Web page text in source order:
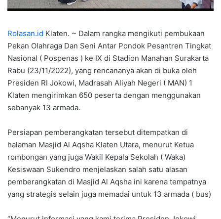
Rolasan.id Klaten. ~ Dalam rangka mengikuti pembukaan
Pekan Olahraga Dan Seni Antar Pondok Pesantren Tingkat
Nasional ( Pospenas ) ke IX di Stadion Manahan Surakarta
Rabu (23/11/2022), yang rencananya akan di buka oleh
Presiden RI Jokowi, Madrasah Aliyah Negeri ( MAN) 1
Klaten mengirimkan 650 peserta dengan menggunakan
sebanyak 13 armada.
Persiapan pemberangkatan tersebut ditempatkan di
halaman Masjid Al Aqsha Klaten Utara, menurut Ketua
rombongan yang juga Wakil Kepala Sekolah ( Waka)
Kesiswaan Sukendro menjelaskan salah satu alasan
pemberangkatan di Masjid Al Aqsha ini karena tempatnya
yang strategis selain juga memadai untuk 13 armada ( bus)